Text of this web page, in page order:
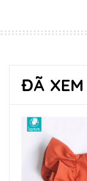
ĐÃ XEM